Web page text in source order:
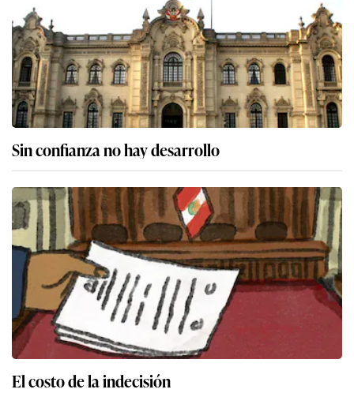
Sin confianza no hay desarrollo
El costo de la indecisión